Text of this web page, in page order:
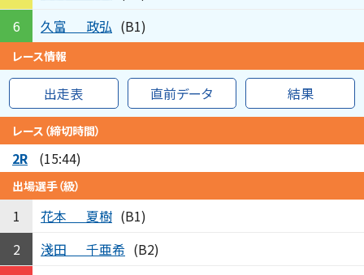
6
久富 政弘 (B1)
レース情報
出走表 直前データ 結果
レース（締切時間）
2R (15:44)
出場選手（級）
1 花本 夏樹 (B1)
2
淺田 千亜希 (B2)